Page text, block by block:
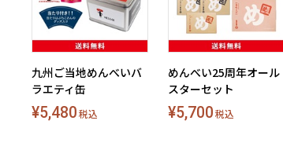
九州ご当地めんべいバ
ラエティ缶
¥5,480 税込
めんべい25周年オール
スターセット
¥5,700 税込